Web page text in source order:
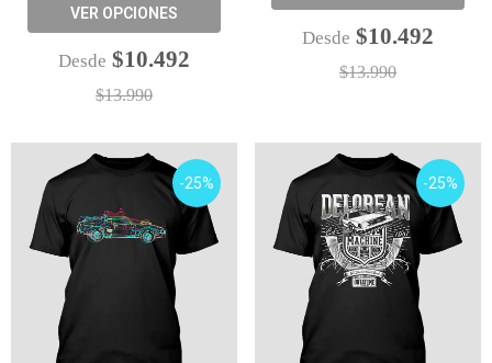
VER OPCIONES
Desde $10.492
$13.990
Desde $10.492
$13.990
-25% -25%